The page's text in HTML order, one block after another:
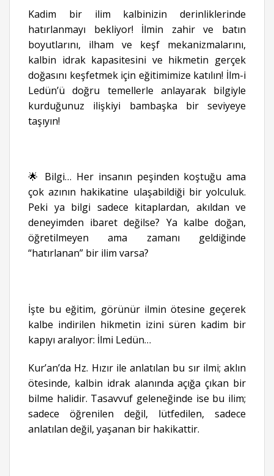
Kadim bir ilim kalbinizin derinliklerinde
hatırlanmayı bekliyor! İlmin zahir ve batın
boyutlarını, ilham ve keşf mekanizmalarını,
kalbin idrak kapasitesini ve hikmetin gerçek
doğasını keşfetmek için eğitimimize katılın! İlm-i
Ledün’ü doğru temellerle anlayarak bilgiyle
kurduğunuz ilişkiyi bambaşka bir seviyeye
taşıyın!
🌟 Bilgi… Her insanın peşinden koştuğu ama
çok azının hakikatine ulaşabildiği bir yolculuk.
Peki ya bilgi sadece kitaplardan, akıldan ve
deneyimden ibaret değilse? Ya kalbe doğan,
öğretilmeyen ama zamanı geldiğinde
“hatırlanan” bir ilim varsa?
İşte bu eğitim, görünür ilmin ötesine geçerek
kalbe indirilen hikmetin izini süren kadim bir
kapıyı aralıyor: İlmi Ledün…
Kur’an’da Hz. Hızır ile anlatılan bu sır ilmi; aklın
ötesinde, kalbin idrak alanında açığa çıkan bir
bilme halidir. Tasavvuf geleneğinde ise bu ilim;
sadece öğrenilen değil, lütfedilen, sadece
anlatılan değil, yaşanan bir hakikattir.